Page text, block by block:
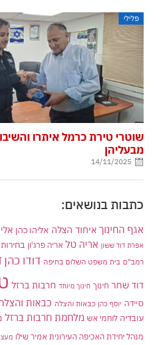
פלילי
שוטרי טירת כרמל איתרו והשיבו
מבעליהן
14/11/2025
כתבות בנושאים:
אגף החינוך איחוד הצלה אליהו כהן
אפרת דוד ששון אריה טל אריה פרג'ון בחירות
רמב"ם בית משפט השלום בחיפה דודו כהן
דוד שחר חינוך חינוך מיוחד חרבות ברזל
סיידה יוסף כהן כבאות והצלה כבאות
עובדיה לוחמי אש מלחמת חרבות ברזל
מנהל יחידת האכיפה העירונית אמיר שילו